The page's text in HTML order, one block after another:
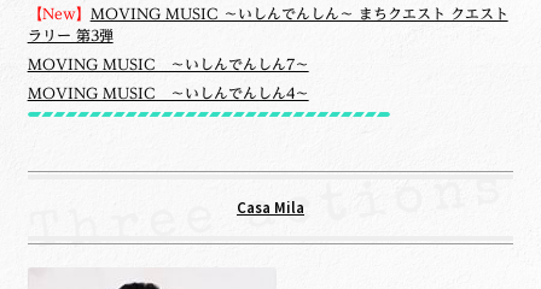
【New】 MOVING MUSIC ～いしんでんしん～ まちクエスト クエスト
ラリー 第3弾
MOVING MUSIC ～いしんでんしん7～
MOVING MUSIC ～いしんでんしん4～
Casa Mila